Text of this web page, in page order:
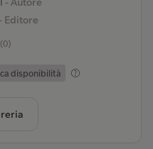
Editore
(0)
disponibilità